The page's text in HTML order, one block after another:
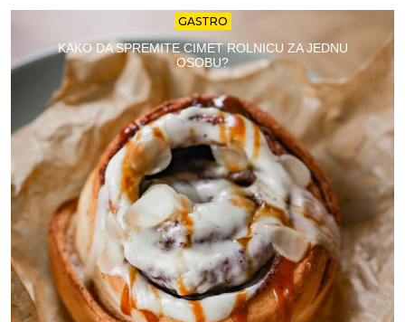
GASTRO
KAKO DA SPREMITE CIMET ROLNICU ZA JEDNU
OSOBU?